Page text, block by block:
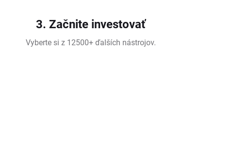
3. Začnite investovať
Vyberte si z 12500+ ďalších nástrojov.